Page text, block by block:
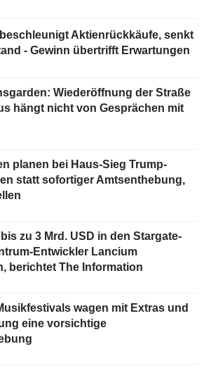
Aktienrückkäufe, senkt
- Gewinn übertrifft Erwartungen
Wiederöffnung der Straße
hängt nicht von Gesprächen mit
planen bei Haus-Sieg Trump-
statt sofortiger Amtsenthebung,
zu 3 Mrd. USD in den Stargate-
Entwickler Lancium
berichtet The Information
wagen mit Extras und
eine vorsichtige